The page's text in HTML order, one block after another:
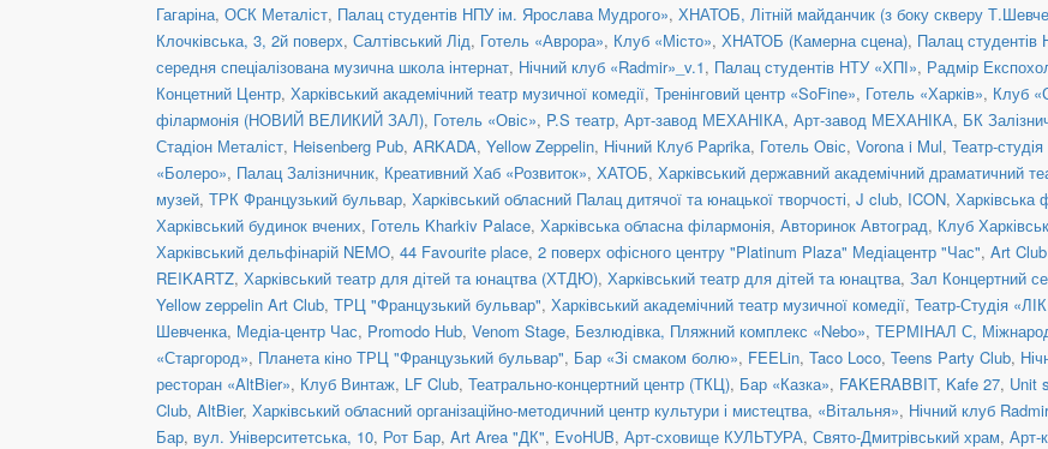
Гагаріна, ОСК Металіст, Палац студентів НПУ ім. Ярослава Мудрого», ХНАТОБ, Літній майданчик (з боку скверу
Клочківська, 3, 2й поверх, Салтівський Лід, Готель «Аврора», Клуб «Місто», ХНАТОБ (Камерна сцена), Палац
середня спеціалізована музична школа інтернат, Нічний клуб «Radmir»_v.1, Палац студентів НТУ «ХПІ», Радмір
Концетний Центр, Харківський академічний театр музичної комедії, Тренінговий центр «SoFine», Готель «Харків», Клуб
філармонія (НОВИЙ ВЕЛИКИЙ ЗАЛ), Готель «Овіс», P.S театр, Арт-завод МЕХАНІКА, Арт-завод МЕХАНІКА, БК
Стадіон Металіст, Heisenberg Pub, ARKADA, Yellow Zeppelin, Нічний Клуб Paprika, Готель Овіс, Vorona i Mul, Театр-
«Болеро», Палац Залізничник, Креативний Хаб «Розвиток», ХАТОБ, Харківський державний академічний драматичний
музей, ТРК Французький бульвар, Харківський обласний Палац дитячої та юнацької творчості, J club, ICON, Харківська
Харківський будинок вчених, Готель Kharkiv Palace, Харківська обласна філармонія, Авторинок Автоград, Клуб
Харківський дельфінарій NEMO, 44 Favourite place, 2 поверх офісного центру "Platinum Plaza" Медіацентр "Час", Art
REIKARTZ, Харківський театр для дітей та юнацтва (ХТДЮ), Харківський театр для дітей та юнацтва, Зал Концертний
Yellow zeppelin Art Club, ТРЦ "Французький бульвар", Харківський академічний театр музичної комедії, Театр-Студія
Шевченка, Медіа-центр Час, Promodo Hub, Venom Stage, Безлюдівка, Пляжний комплекс «Nebo», ТЕРМІНАЛ С,
«Старгород», Планета кіно ТРЦ "Французький бульвар", Бар «Зі смаком болю», FEELin, Taco Loco, Teens Party Club,
ресторан «AltBier», Клуб Винтаж, LF Club, Театрально-концертний центр (ТКЦ), Бар «Казка», FAKERABBIT, Kafe 27, Unit
Club, AltBier, Харківський обласний організаційно-методичний центр культури і мистецтва, «Вітальня», Нічний клуб Radmir
Бар, вул. Університетська, 10, Рот Бар, Art Area "ДК", EvoHUB, Арт-сховище КУЛЬТУРА, Свято-Дмитрівський храм, Арт-